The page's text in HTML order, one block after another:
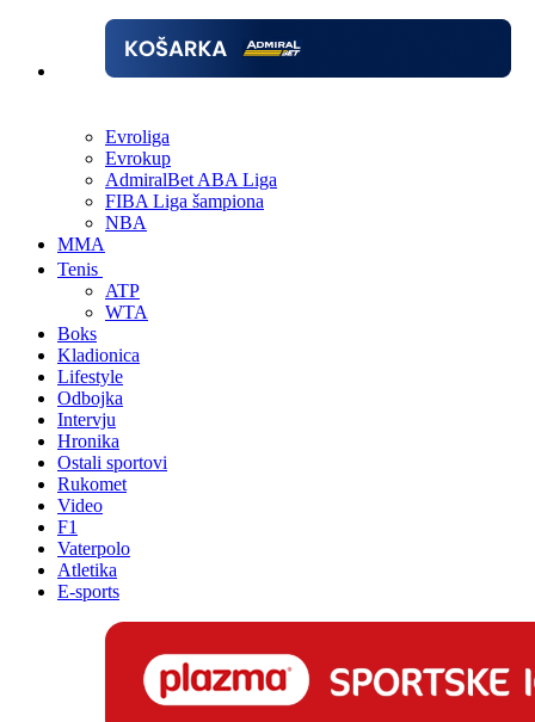
Evroliga
Evrokup
AdmiralBet ABA Liga
FIBA Liga šampiona
NBA
MMA
Tenis
ATP
WTA
Boks
Kladionica
Lifestyle
Odbojka
Intervju
Hronika
Ostali sportovi
Rukomet
Video
F1
Vaterpolo
Atletika
E-sports